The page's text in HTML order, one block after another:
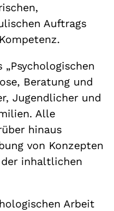
Auftrags
Beratung und
Jugendlicher und
Alle
hinaus
von Konzepten
inhaltlichen
Arbeit